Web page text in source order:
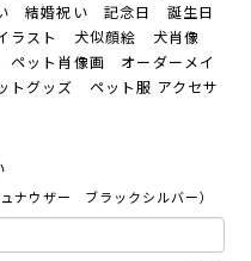
結婚祝い 記念日 誕生日
スト 犬似顔絵 犬肖像
ット肖像画 オーダーメイ
グッズ ペット服 アクセサ
ナウザー ブラックシルバー）